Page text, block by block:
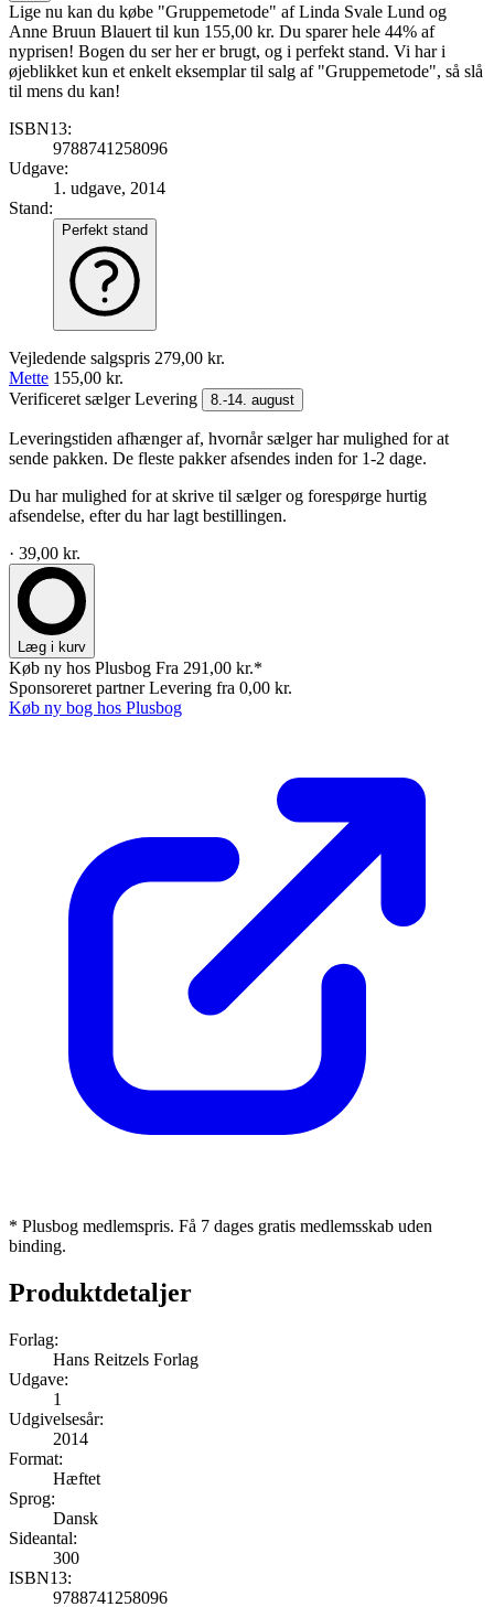
Lige nu kan du købe "Gruppemetode" af Linda Svale Lund og
Anne Bruun Blauert til kun 155,00 kr. Du sparer hele 44% af
nyprisen! Bogen du ser her er brugt, og i perfekt stand. Vi har i
øjeblikket kun et enkelt eksemplar til salg af "Gruppemetode", så slå
til mens du kan!
ISBN13:
9788741258096
Udgave:
1. udgave, 2014
Stand:
Perfekt stand
Vejledende salgspris 279,00 kr.
Mette 155,00 kr.
Verificeret sælgerLevering 8.-14. august
Leveringstiden afhænger af, hvornår sælger har mulighed for at
sende pakken. De fleste pakker afsendes inden for 1-2 dage.
Du har mulighed for at skrive til sælger og forespørge hurtig
afsendelse, efter du har lagt bestillingen.
· 39,00 kr.
Læg i kurv
Køb ny hos Plusbog Fra 291,00 kr.*
Sponsoreret partnerLevering fra 0,00 kr.
Køb ny bog hos Plusbog
* Plusbog medlemspris. Få 7 dages gratis medlemsskab uden
binding.
Produktdetaljer
Forlag:
Hans Reitzels Forlag
Udgave:
1
Udgivelsesår:
2014
Format:
Hæftet
Sprog:
Dansk
Sideantal:
300
ISBN13:
9788741258096